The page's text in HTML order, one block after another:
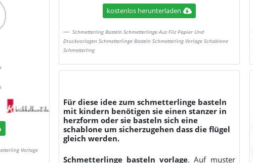
Vorlage
kostenlos herunterladen
Schmetterling Basteln Schmetterlinge Aus Filz Papier Und
Druckvorlagen Schmetterlinge Basteln Schmetterling Vorlage Schablone
Schmetterling
Für diese idee zum schmetterlinge basteln
mit kindern benötigen sie einen stanzer in
herzform oder sie basteln sich eine
schablone um sicherzugehen dass die flügel
gleich werden.
Schmetterlinge basteln vorlage. Auf muster